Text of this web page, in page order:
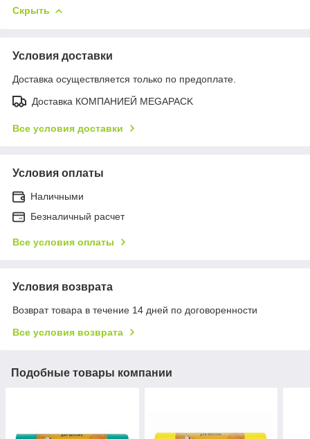
Скрыть
Условия доставки
Доставка осуществляется только по предоплате.
Доставка КОМПАНИЕЙ MEGAPACK
Все условия доставки
Условия оплаты
Наличными
Безналичный расчет
Все условия оплаты
Условия возврата
Возврат товара в течение 14 дней по договоренности
Все условия возврата
Подобные товары компании